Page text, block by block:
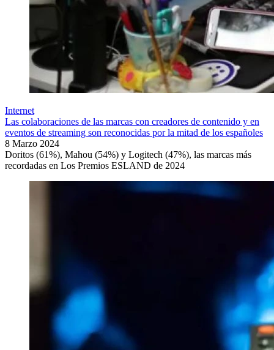
Internet
Las colaboraciones de las marcas con creadores de contenido y en
eventos de streaming son reconocidas por la mitad de los españoles
8 Marzo 2024
Doritos (61%), Mahou (54%) y Logitech (47%), las marcas más
recordadas en Los Premios ESLAND de 2024